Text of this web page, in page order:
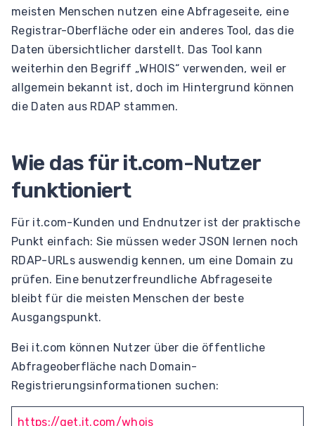
meisten Menschen nutzen eine Abfrageseite, eine
Registrar-Oberfläche oder ein anderes Tool, das die
Daten übersichtlicher darstellt. Das Tool kann
weiterhin den Begriff „WHOIS“ verwenden, weil er
allgemein bekannt ist, doch im Hintergrund können
die Daten aus RDAP stammen.
Wie das für it.com-Nutzer
funktioniert
Für it.com-Kunden und Endnutzer ist der praktische
Punkt einfach: Sie müssen weder JSON lernen noch
RDAP-URLs auswendig kennen, um eine Domain zu
prüfen. Eine benutzerfreundliche Abfrageseite
bleibt für die meisten Menschen der beste
Ausgangspunkt.
Bei it.com können Nutzer über die öffentliche
Abfrageoberfläche nach Domain-
Registrierungsinformationen suchen:
https://get.it.com/whois